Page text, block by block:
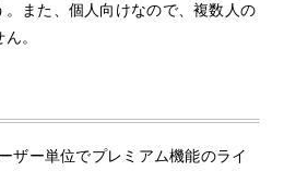
また、個人向けなので、複数人の
。
ザー単位でプレミアム機能のライ